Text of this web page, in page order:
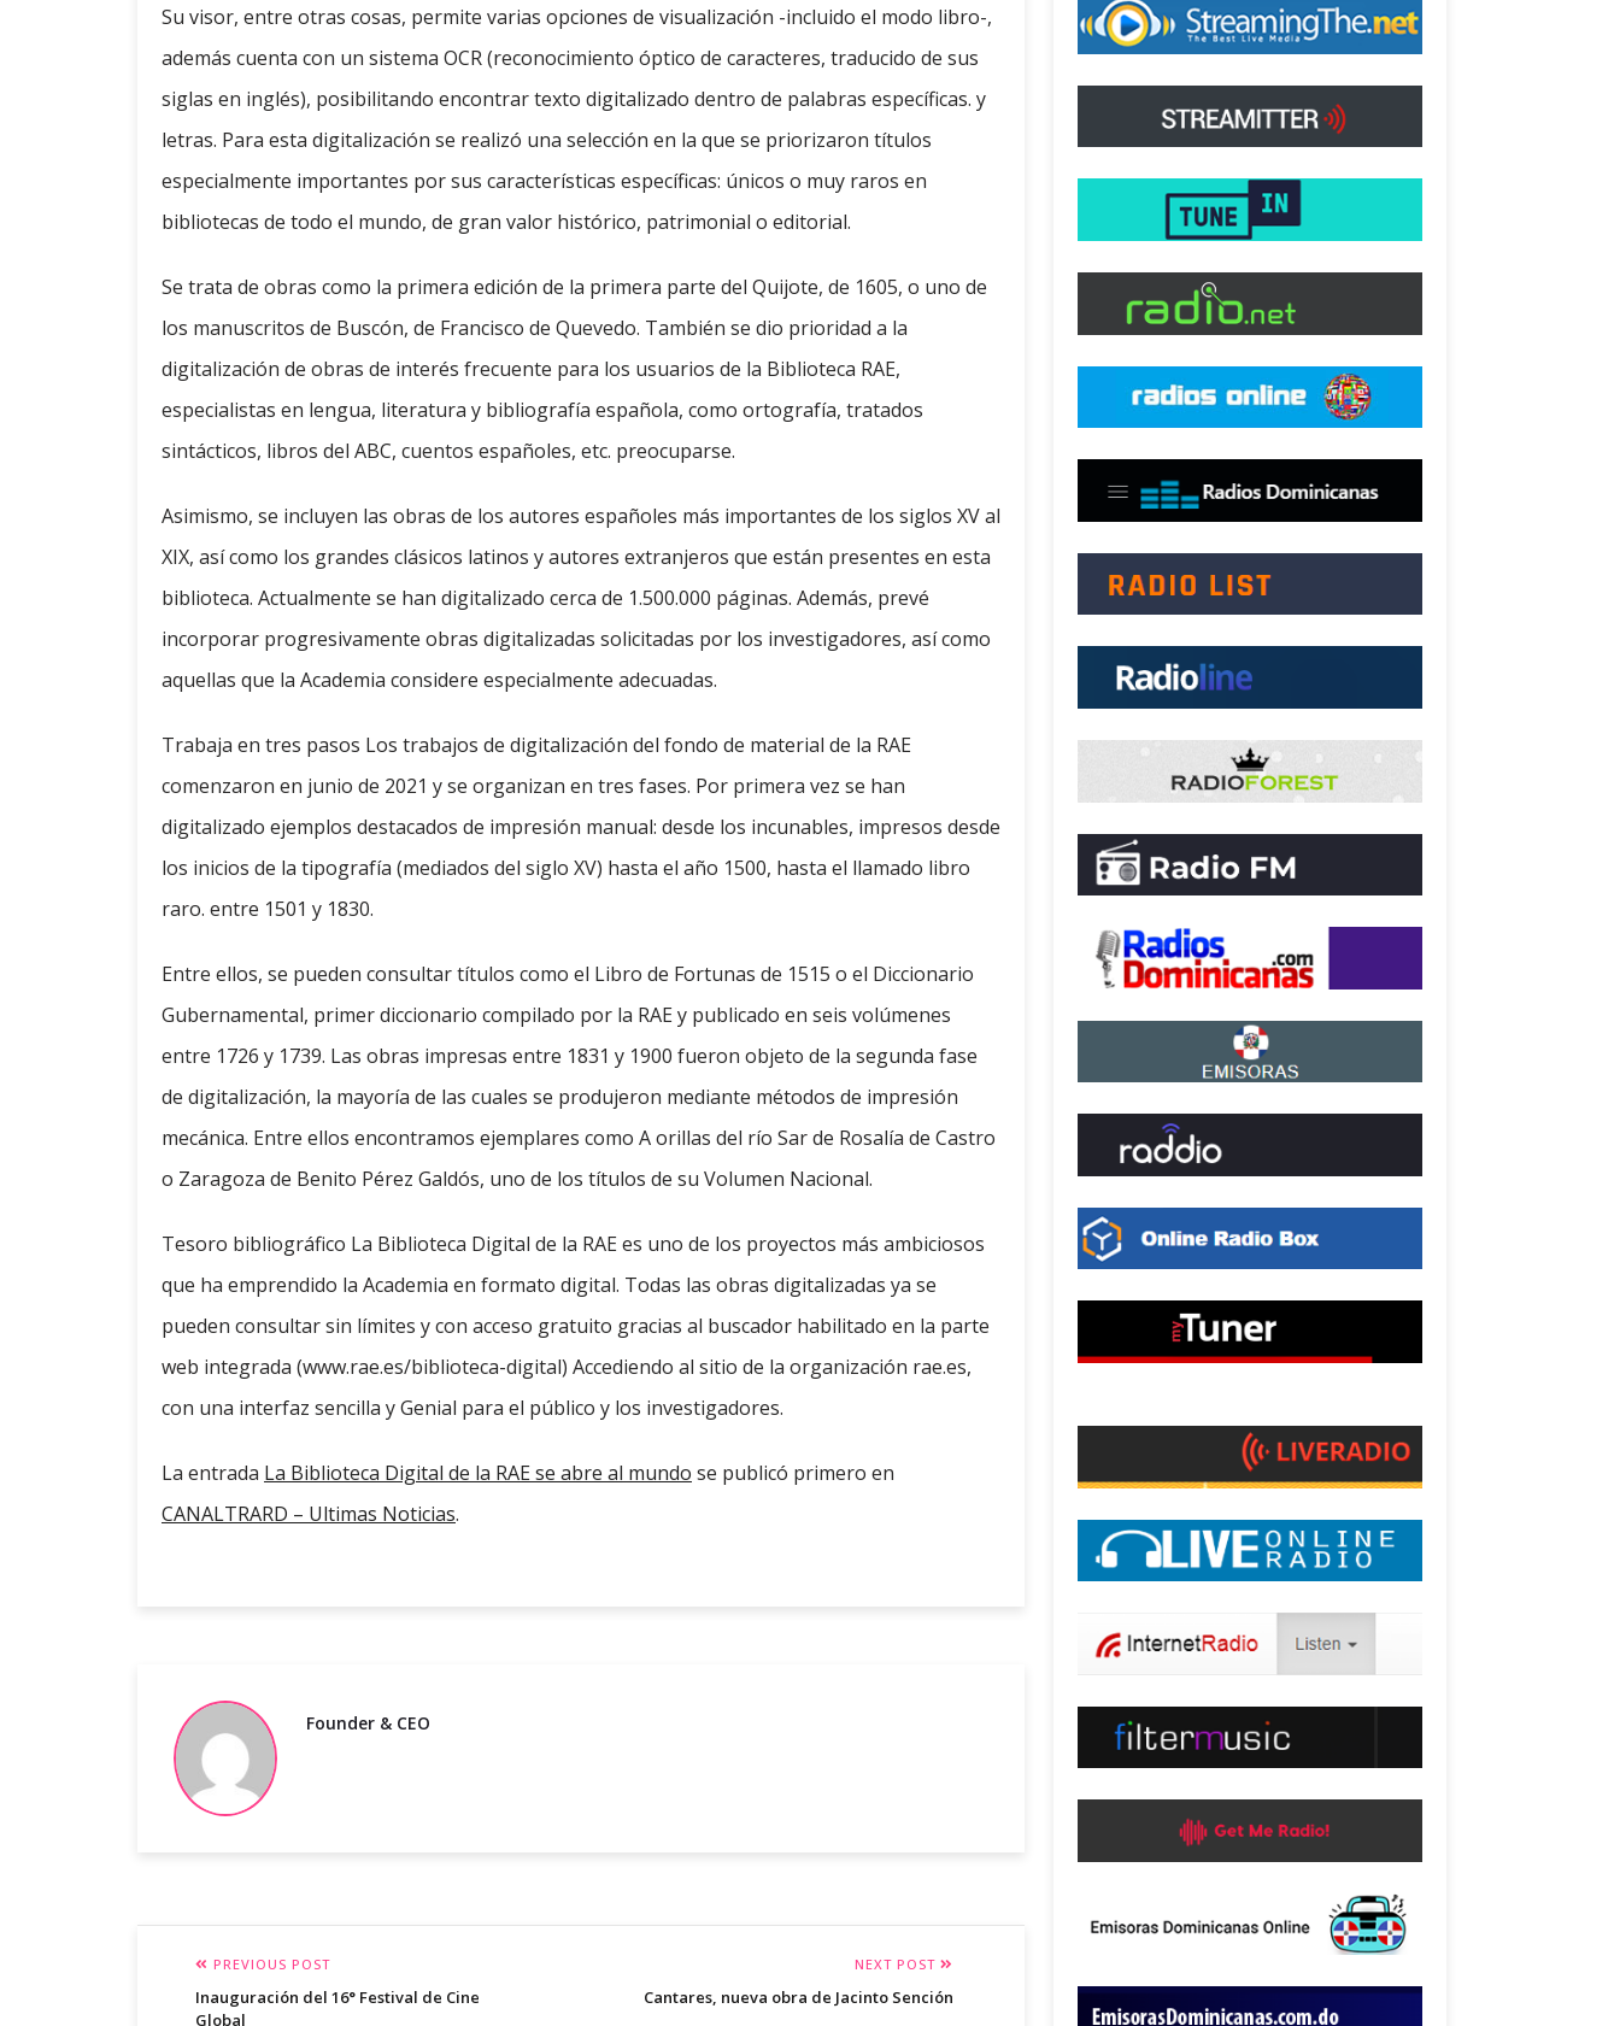
Su visor, entre otras cosas, permite varias opciones de visualización -incluido el modo libro-,
además cuenta con un sistema OCR (reconocimiento óptico de caracteres, traducido de sus
siglas en inglés), posibilitando encontrar texto digitalizado dentro de palabras específicas. y
letras. Para esta digitalización se realizó una selección en la que se priorizaron títulos
especialmente importantes por sus características específicas: únicos o muy raros en
bibliotecas de todo el mundo, de gran valor histórico, patrimonial o editorial.
Se trata de obras como la primera edición de la primera parte del Quijote, de 1605, o uno de
los manuscritos de Buscón, de Francisco de Quevedo. También se dio prioridad a la
digitalización de obras de interés frecuente para los usuarios de la Biblioteca RAE,
especialistas en lengua, literatura y bibliografía española, como ortografía, tratados
sintácticos, libros del ABC, cuentos españoles, etc. preocuparse.
Asimismo, se incluyen las obras de los autores españoles más importantes de los siglos XV al
XIX, así como los grandes clásicos latinos y autores extranjeros que están presentes en esta
biblioteca. Actualmente se han digitalizado cerca de 1.500.000 páginas. Además, prevé
incorporar progresivamente obras digitalizadas solicitadas por los investigadores, así como
aquellas que la Academia considere especialmente adecuadas.
Trabaja en tres pasos Los trabajos de digitalización del fondo de material de la RAE
comenzaron en junio de 2021 y se organizan en tres fases. Por primera vez se han
digitalizado ejemplos destacados de impresión manual: desde los incunables, impresos desde
los inicios de la tipografía (mediados del siglo XV) hasta el año 1500, hasta el llamado libro
raro. entre 1501 y 1830.
Entre ellos, se pueden consultar títulos como el Libro de Fortunas de 1515 o el Diccionario
Gubernamental, primer diccionario compilado por la RAE y publicado en seis volúmenes
entre 1726 y 1739. Las obras impresas entre 1831 y 1900 fueron objeto de la segunda fase
de digitalización, la mayoría de las cuales se produjeron mediante métodos de impresión
mecánica. Entre ellos encontramos ejemplares como A orillas del río Sar de Rosalía de Castro
o Zaragoza de Benito Pérez Galdós, uno de los títulos de su Volumen Nacional.
Tesoro bibliográfico La Biblioteca Digital de la RAE es uno de los proyectos más ambiciosos
que ha emprendido la Academia en formato digital. Todas las obras digitalizadas ya se
pueden consultar sin límites y con acceso gratuito gracias al buscador habilitado en la parte
web integrada (www.rae.es/biblioteca-digital) Accediendo al sitio de la organización rae.es,
con una interfaz sencilla y Genial para el público y los investigadores.
La entrada La Biblioteca Digital de la RAE se abre al mundo se publicó primero en
CANALTRARD – Ultimas Noticias.
Founder & CEO
PREVIOUS POST
Inauguración del 16° Festival de Cine
Global
NEXT POST
Cantares, nueva obra de Jacinto Sención